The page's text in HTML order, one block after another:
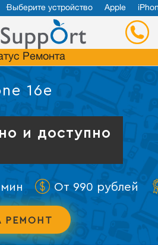
Выберите устройство Apple
Ремонта
16e
и доступно
От 990 рублей
РЕМОНТ